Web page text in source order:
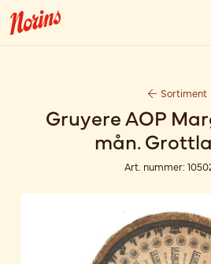
Sortiment
Gruyere AOP
mån.
Art. nummer: